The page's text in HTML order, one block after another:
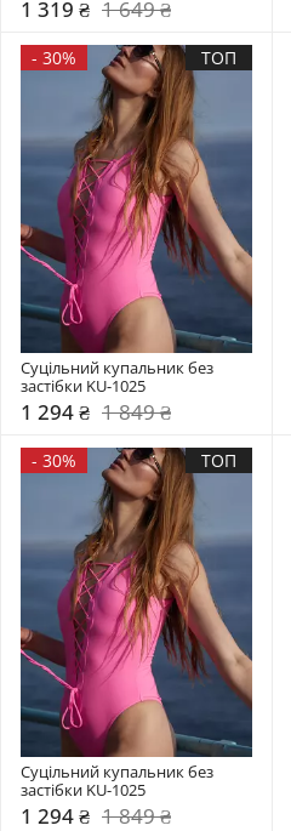
1 319 ₴ 1 649 ₴
- 30% ТОП
Суцільний купальник без
застібки KU-1025
1 294 ₴ 1 849 ₴
- 30% ТОП
Суцільний купальник без
застібки KU-1025
1 294 ₴ 1 849 ₴